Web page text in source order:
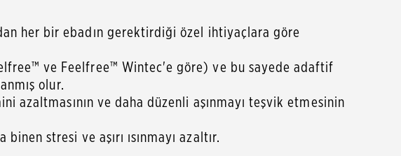
her bir ebadın gerektirdiği özel ihtiyaçlara göre
ve Feelfree™ Wintec'e göre) ve bu sayede adaftif
olur.
azaltmasının ve daha düzenli aşınmayı teşvik etmesinin
stresi ve aşırı ısınmayı azaltır.